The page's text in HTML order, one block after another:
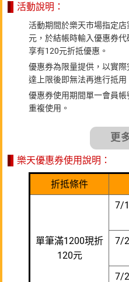
活動說明：
活動期間於樂天市場指定
元，於結帳時輸入優惠券
享有120元折抵優惠。
優惠券為限量提供，以實
達上限後即無法再進行抵用
優惠券使用期間單一會員
重複使用。
更
樂天優惠券使用說明：
折抵條件
單筆滿1200現折
120元
7/
7/
7/